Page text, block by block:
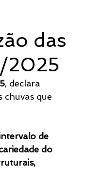
Municipal de Cidreira
e Hab
CONSELHO RPPS
das
2025
, declara
que
de
do